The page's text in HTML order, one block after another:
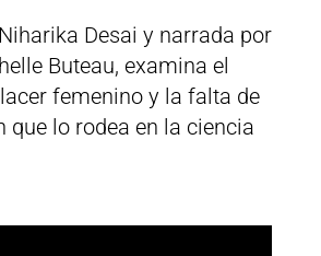
Desai y narrada por
Buteau, examina el
femenino y la falta de
que lo rodea en la ciencia